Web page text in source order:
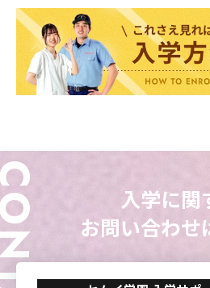
入学に関
お問い合わせ